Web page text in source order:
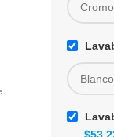
Mesa con
Inclinado
0361.02
Cierre
CÓDIGO:
92.76